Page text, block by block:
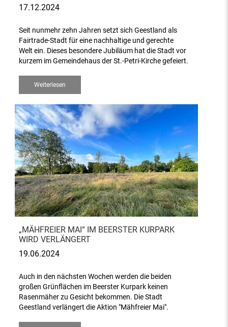
17.12.2024
Seit nunmehr zehn Jahren setzt sich Geestland als
Fairtrade-Stadt für eine nachhaltige und gerechte
Welt ein. Dieses besondere Jubiläum hat die Stadt vor
kurzem im Gemeindehaus der St.-Petri-Kirche gefeiert.
Weiterlesen
„MÄHFREIER MAI“ IM BEERSTER KURPARK
WIRD VERLÄNGERT
19.06.2024
Auch in den nächsten Wochen werden die beiden
großen Grünflächen im Beerster Kurpark keinen
Rasenmäher zu Gesicht bekommen. Die Stadt
Geestland verlängert die Aktion "Mähfreier Mai".